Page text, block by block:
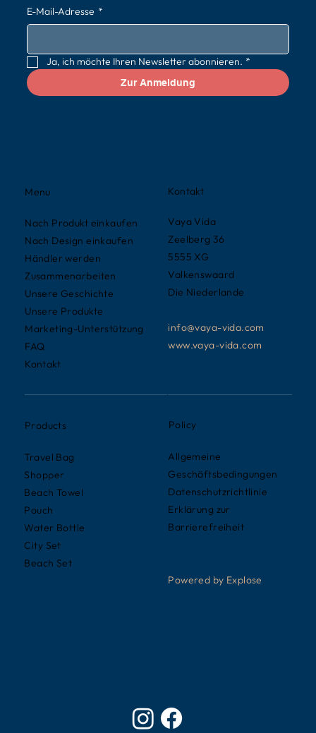
Kontakt
Vaya Vida
Zeelberg 36
5555 XG
Valkenswaard
Die Niederlande
info@vaya-vida.com
www.vaya-vida.com
Menu
Nach Produkt einkaufen
Nach Design einkaufen
Händler werden
Zusammenarbeiten
Unsere Geschichte
Unsere Produkte
Marketing-Unterstützung
FAQ
Kontakt
Products
Travel Bag
Shopper
Beach Towel
Pouch
Water Bottle
City Set
Beach Set
Policy
Allgemeine
Geschäftsbedingungen
Datenschutzrichtlinie
Erklärung zur
Barrierefreiheit
Powered by Explose
E-Mail-Adresse *
Ja, ich möchte Ihren Newsletter abonnieren. *
Zur Anmeldung